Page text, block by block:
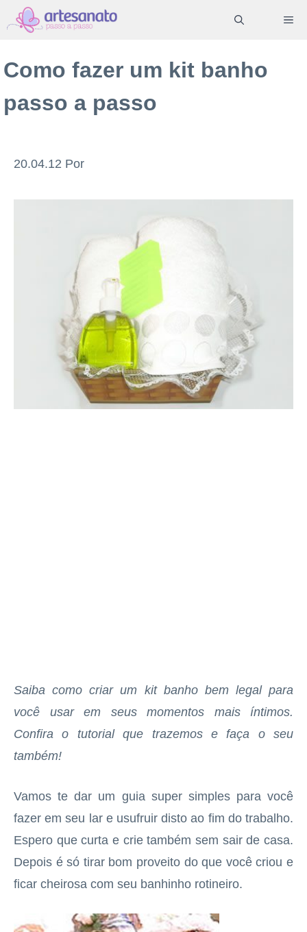
Pular
para
conteúdo
Como fazer um kit banho
passo a passo
20.04.12 Por
Saiba como criar um kit banho bem legal para
você usar em seus momentos mais íntimos.
Confira o tutorial que trazemos e faça o seu
também!
Vamos te dar um guia super simples para você
fazer em seu lar e usufruir disto ao fim do trabalho.
Espero que curta e crie também sem sair de casa.
Depois é só tirar bom proveito do que você criou e
ficar cheirosa com seu banhinho rotineiro.